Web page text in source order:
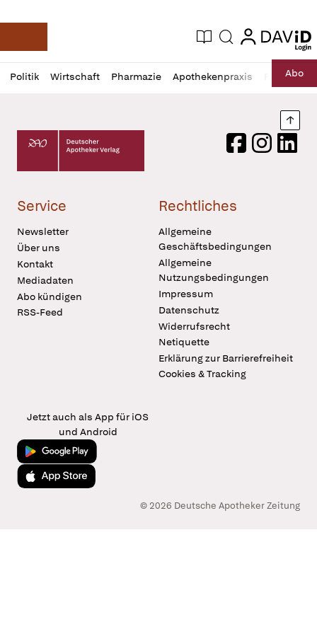
Deutsche Apotheker Zeitung
Aktuelle Ausgabe
Suche login
login
Politik Wirtschaft Pharmazie Apothekenpraxis RechtAbo
Profil
öffnen
Daz
Pur
Deutscher Apotheker Verlag Logo
FacebookInstagram
Service
Newsletter
Über uns
Kontakt
Mediadaten
Abo kündigen
RSS-Feed
Rechtliches
Allgemeine
Geschäftsbedingungen
Allgemeine
Nutzungsbedingungen
Impressum
Datenschutz
Widerrufsrecht
Netiquette
Erklärung zur Barrierefreiheit
Cookies & Tracking
Jetzt auch als App für iOS
und Android
Jetzt bei Google Play
Laden im App Store
© 2026 Deutsche Apotheker Zeitung